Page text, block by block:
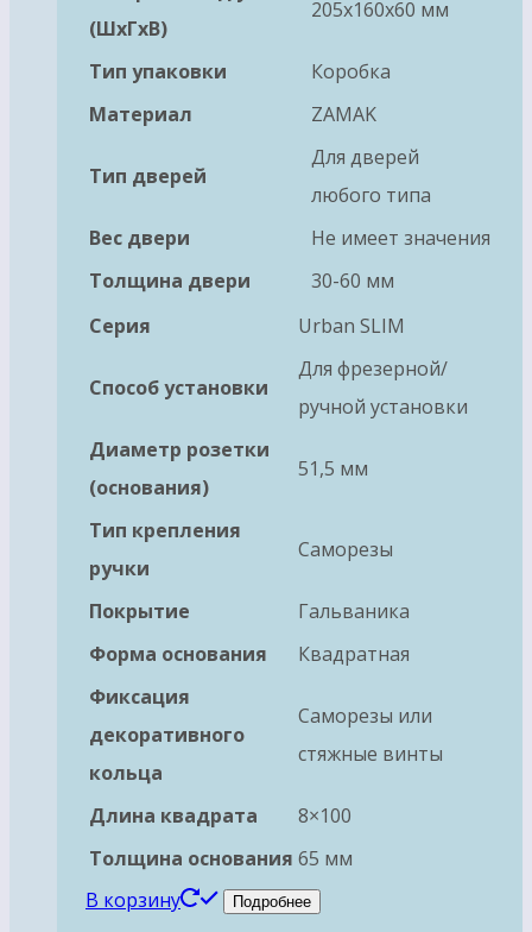
(ШхГхВ)
205x160x60 мм
Тип упаковки
Коробка
Материал
ZAMAK
Тип дверей
Для дверей
любого типа
Вес двери
Не имеет значения
Толщина двери
30-60 мм
Серия
Urban SLIM
Способ установки
Для фрезерной/
ручной установки
Диаметр розетки
(основания)
51,5 мм
Тип крепления
ручки
Саморезы
Покрытие
Гальваника
Форма основания
Квадратная
Фиксация
декоративного
кольца
Саморезы или
стяжные винты
Длина квадрата
8×100
Толщина основания 65 мм
В корзину
Подробнее